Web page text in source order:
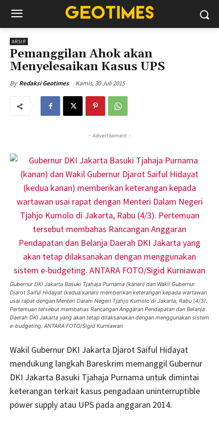
ARSIP
Pemanggilan Ahok akan
Menyelesaikan Kasus UPS
By Redaksi Geotimes Kamis, 30 Juli 2015
- Advertisement -
Gubernur DKI Jakarta Basuki Tjahaja Purnama (kanan) dan Wakil Gubernur
Djarot Saiful Hidayat (kedua kanan) memberikan keterangan kepada wartawan
usai rapat dengan Menteri Dalam Negeri Tjahjo Kumolo di Jakarta, Rabu (4/3).
Pertemuan tersebut membahas Rancangan Anggaran Pendapatan dan Belanja
Daerah DKI Jakarta yang akan tetap dilaksanakan dengan menggunakan sistem
e-budgeting. ANTARA FOTO/Sigid Kurniawan
Wakil Gubernur DKI Jakarta Djarot Saiful Hidayat
mendukung langkah Bareskrim memanggil Gubernur
DKI Jakarta Basuki Tjahaja Purnama untuk dimintai
keterangan terkait kasus pengadaan uninterruptible
power supply atau UPS pada anggaran 2014.